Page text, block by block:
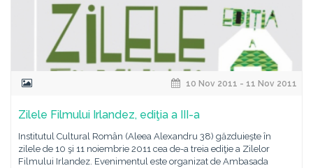
10 Nov 2011 - 11 Nov 2011
Zilele Filmului Irlandez, ediţia a III-a
Institutul Cultural Român (Aleea Alexandru 38) găzduieşte în
zilele de 10 şi 11 noiembrie 2011 cea de-a treia ediţie a Zilelor
Filmului Irlandez. Evenimentul este organizat de Ambasada